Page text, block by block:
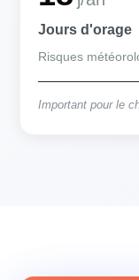
Jours d'orage
Risques
Important pour le